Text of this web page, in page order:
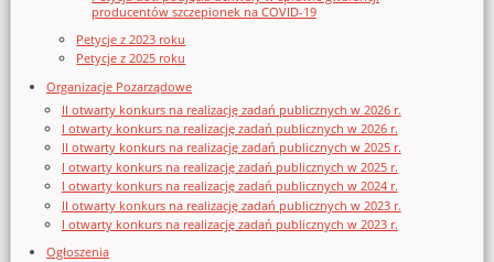
producentów szczepionek na COVID-19
Petycje z 2023 roku
Petycje z 2025 roku
Organizacje Pozarządowe
II otwarty konkurs na realizację zadań publicznych w 2026 r.
I otwarty konkurs na realizację zadań publicznych w 2026 r.
II otwarty konkurs na realizację zadań publicznych w 2025 r.
I otwarty konkurs na realizację zadań publicznych w 2025 r.
I otwarty konkurs na realizację zadań publicznych w 2024 r.
II otwarty konkurs na realizację zadań publicznych w 2023 r.
I otwarty konkurs na realizację zadań publicznych w 2023 r.
Ogłoszenia